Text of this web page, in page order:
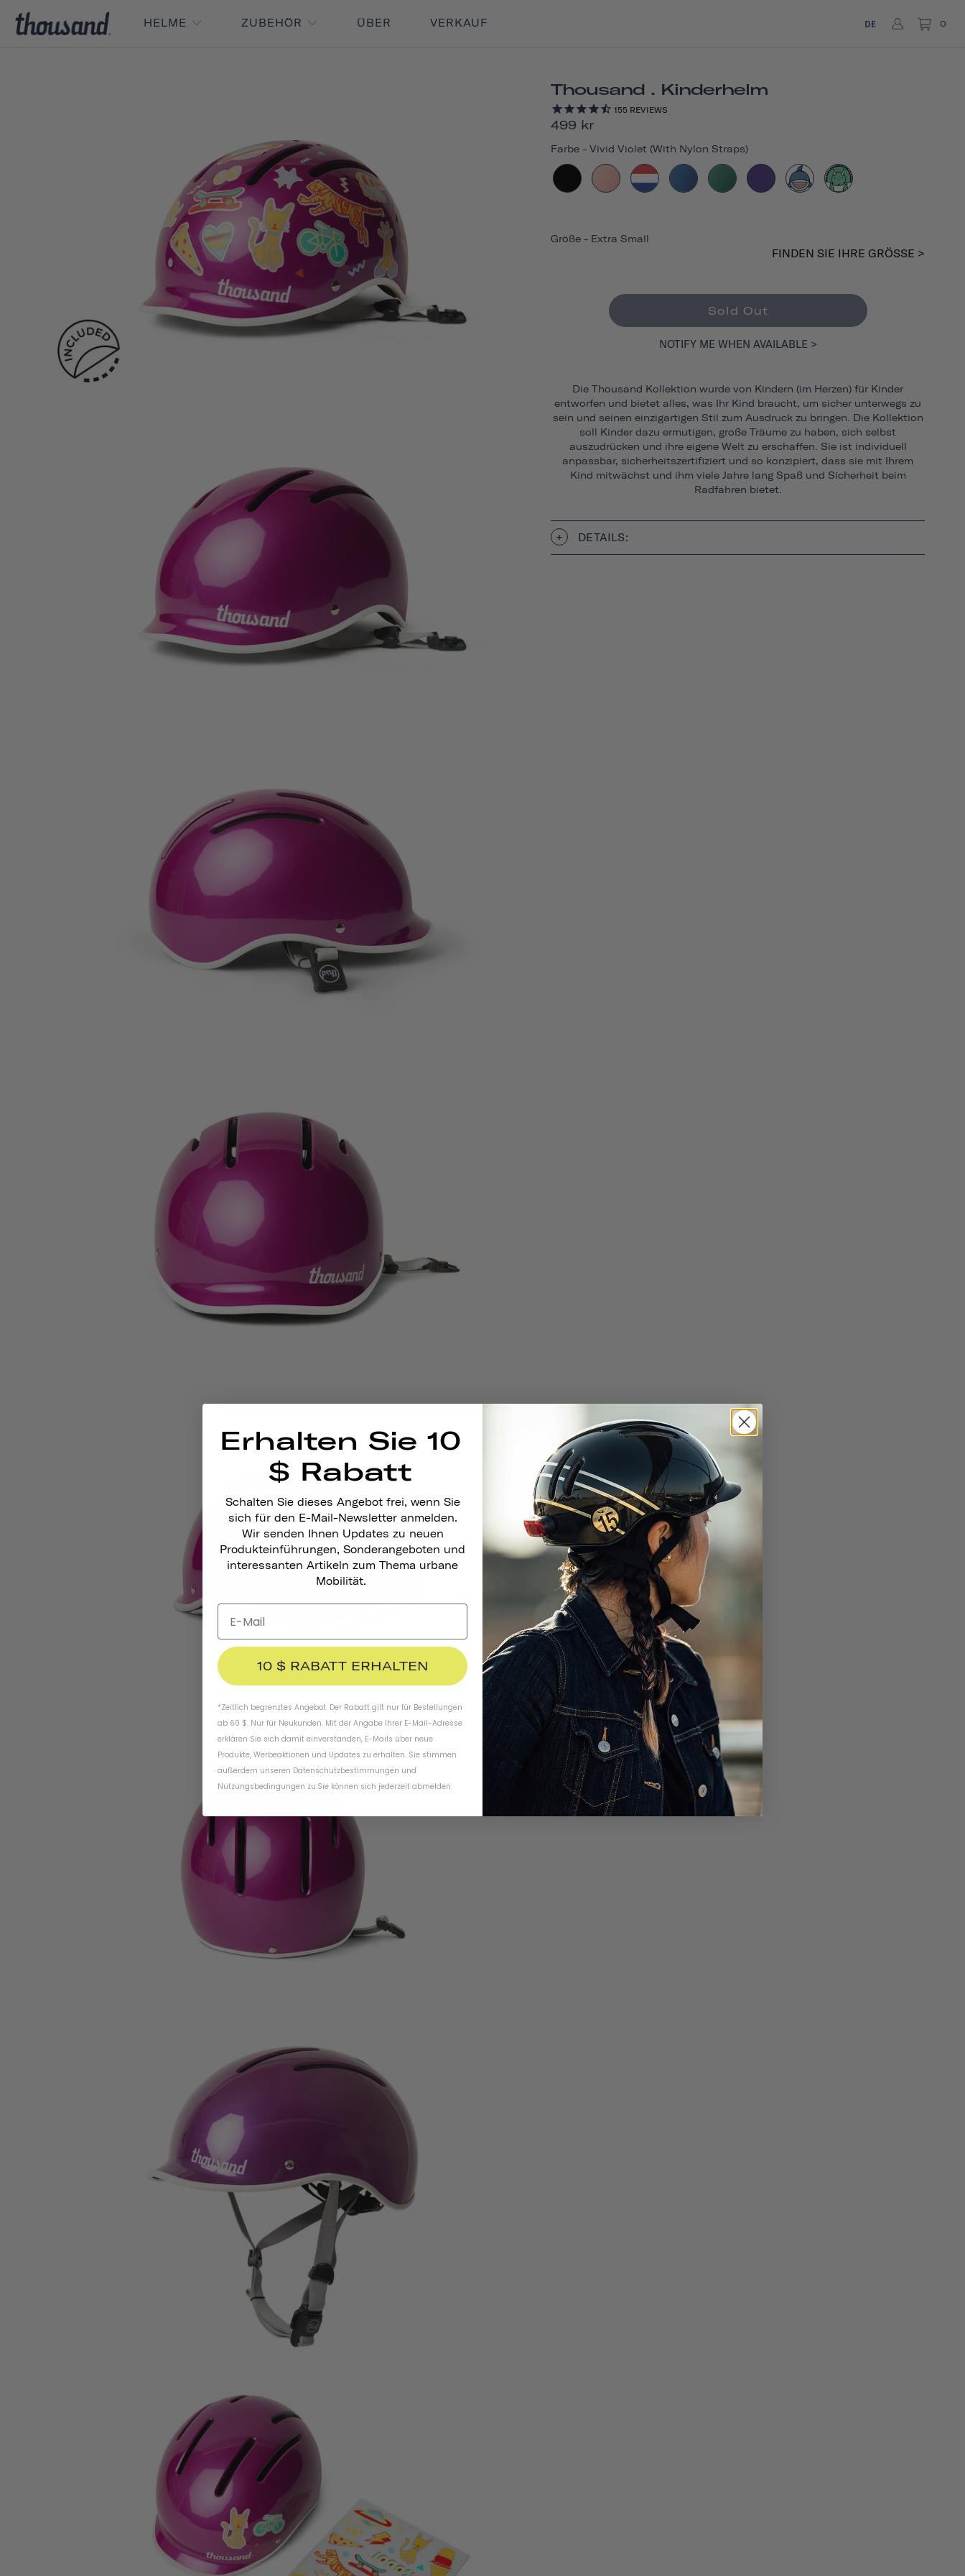
HELME ZUBEHÖR ÜBER VERKAUF DE 0
Thousand . Kinderhelm
155 REVIEWS
499 kr
Farbe - Vivid Violet (with Nylon Straps)
Größe - Extra Small
FINDEN SIE IHRE GRÖSSE >
Sold Out
NOTIFY ME WHEN AVAILABLE >
Die Thousand Kollektion wurde von Kindern (im Herzen) für Kinder
entworfen und bietet alles, was Ihr Kind braucht, um sicher unterwegs zu
sein und seinen einzigartigen Stil zum Ausdruck zu bringen. Die Kollektion
soll Kinder dazu ermutigen, große Träume zu haben, sich selbst
auszudrücken und ihre eigene Welt zu erschaffen. Sie ist individuell
anpassbar, sicherheitszertifiziert und so konzipiert, dass sie mit Ihrem
Kind mitwächst und ihm viele Jahre lang Spaß und Sicherheit beim
Radfahren bietet.
DETAILS:
Erhalten Sie 10
$ Rabatt
Schalten Sie dieses Angebot frei, wenn Sie
sich für den E-Mail-Newsletter anmelden.
Wir senden Ihnen Updates zu neuen
Produkteinführungen, Sonderangeboten und
interessanten Artikeln zum Thema urbane
Mobilität.
10 $ RABATT ERHALTEN
*Zeitlich begrenztes Angebot. Der Rabatt gilt nur für Bestellungen
ab 60 $. Nur für Neukunden. Mit der Angabe Ihrer E-Mail-Adresse
erklären Sie sich damit einverstanden, E-Mails über neue
Produkte, Werbeaktionen und Updates zu erhalten. Sie stimmen
außerdem unseren Datenschutzbestimmungen und
Nutzungsbedingungen zu.Sie können sich jederzeit abmelden.